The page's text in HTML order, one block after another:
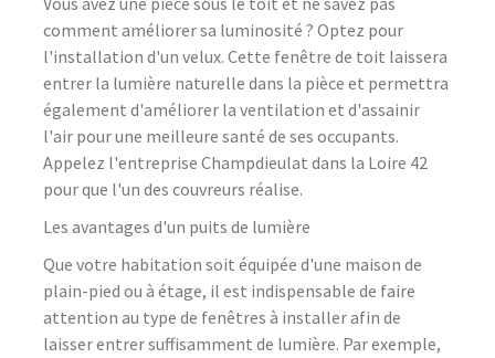
comment améliorer sa luminosité ? Optez pour
l'installation d'un velux. Cette fenêtre de toit laissera
entrer la lumière naturelle dans la pièce et permettra
également d'améliorer la ventilation et d'assainir
l'air pour une meilleure santé de ses occupants.
Appelez l'entreprise Champdieulat dans la Loire 42
pour que l'un des couvreurs réalise.
Les avantages d'un puits de lumière
Que votre habitation soit équipée d'une maison de
plain-pied ou à étage, il est indispensable de faire
attention au type de fenêtres à installer afin de
laisser entrer suffisamment de lumière. Par exemple,